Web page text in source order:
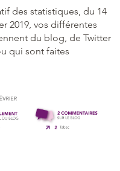
des statistiques, du 14
2019, vos différentes
du blog, de Twitter
qui sont faites